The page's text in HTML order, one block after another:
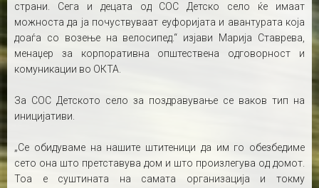
страни. Сега и децата од СОС Детско село ќе имаат
можноста да ја почуствуваат еуфоријата и авантурата која
доаѓа со возење на велосипед.“ изјави Марија Ставрева,
менаџер за корпоративна општествена одговорност и
комуникации во ОКТА.
За СОС Детското село за поздравување се ваков тип на
иницијативи.
„Се обидуваме на нашите штитеници да им го обезбедиме
сето она што претставува дом и што произлегува од домот.
Тоа е суштината на самата организација и токму